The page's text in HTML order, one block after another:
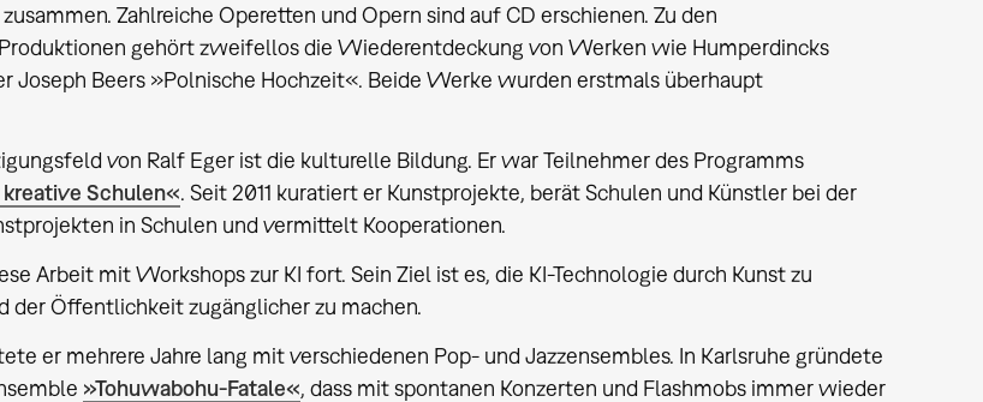
Zahlreiche Operetten und Opern sind auf CD erschienen. Zu den
gehört zweifellos die Wiederentdeckung von Werken wie Humperdincks
Joseph Beers »Polnische Hochzeit«. Beide Werke wurden erstmals überhaupt
von Ralf Eger ist die kulturelle Bildung. Er war Teilnehmer des Programms
Schulen«. Seit 2011 kuratiert er Kunstprojekte, berät Schulen und Künstler bei der
in Schulen und vermittelt Kooperationen.
Arbeit mit Workshops zur KI fort. Sein Ziel ist es, die KI-Technologie durch Kunst zu
der Öffentlichkeit zugänglicher zu machen.
er mehrere Jahre lang mit verschiedenen Pop- und Jazzensembles. In Karlsruhe gründete
»Tohuwabohu-Fatale«, dass mit spontanen Konzerten und Flashmobs immer wieder